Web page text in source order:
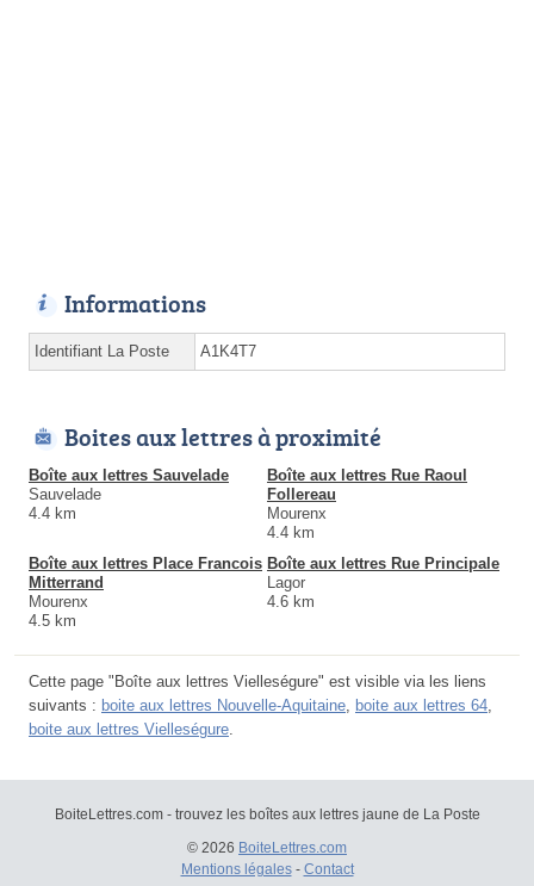
Informations
Identifiant La Poste A1K4T7
Boites aux lettres à proximité
Boîte aux lettres Sauvelade
Sauvelade
4.4 km
Boîte aux lettres Rue Raoul
Follereau
Mourenx
4.4 km
Boîte aux lettres Place Francois
Mitterrand
Mourenx
4.5 km
Boîte aux lettres Rue Principale
Lagor
4.6 km
Cette page "Boîte aux lettres Vielleségure" est visible via les liens
suivants : boite aux lettres Nouvelle-Aquitaine boite aux lettres 64
boite aux lettres Vielleségure
BoiteLettres.com - trouvez les boîtes aux lettres jaune de La Poste
© 2026 BoiteLettres.com
Mentions légales- Contact